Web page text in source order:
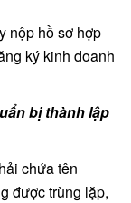
nộp hồ sơ hợp
ký kinh doanh
bị thành lập
chứa tên
được trùng lặp,